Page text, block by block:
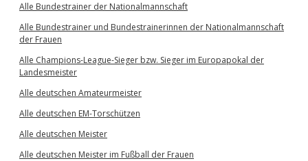
Alle Bundestrainer der Nationalmannschaft
Alle Bundestrainer und Bundestrainerinnen der Nationalmannschaft
der Frauen
Alle Champions-League-Sieger bzw. Sieger im Europapokal der
Landesmeister
Alle deutschen Amateurmeister
Alle deutschen EM-Torschützen
Alle deutschen Meister
Alle deutschen Meister im Fußball der Frauen